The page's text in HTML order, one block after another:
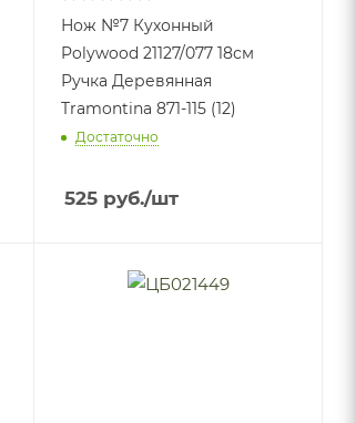
Нож №7 Кухонный
Polywood 21127/077 18см
Ручка Деревянная
Tramontina 871-115 (12)
Достаточно
525 руб./шт